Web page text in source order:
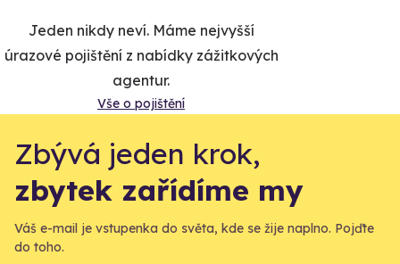
Jeden nikdy neví. Máme nejvyšší
úrazové pojištění z nabídky zážitkových
agentur.
Vše o pojištění
Zbývá jeden krok,
zbytek zařídíme my
Váš e-mail je vstupenka do světa, kde se žije naplno. Pojďte
do toho.